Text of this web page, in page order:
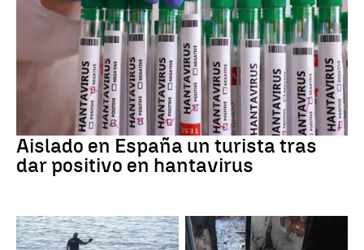
Aislado en España un turista tras
dar positivo en hantavirus